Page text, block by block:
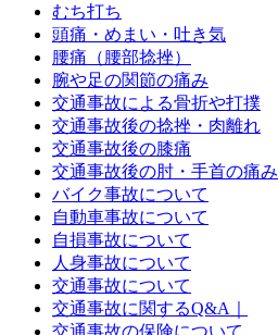
むち打ち
頭痛・めまい・吐き気
腰痛（腰部捻挫）
腕や足の関節の痛み
交通事故による骨折や打撲
交通事故後の捻挫・肉離れ
交通事故後の膝痛
交通事故後の肘・手首の痛み
バイク事故について
自動車事故について
自損事故について
人身事故について
交通事故について
交通事故に関するQ&A｜
交通事故の保険について